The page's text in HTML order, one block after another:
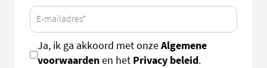
Ja, ik ga akkoord met onzeAlgemene
voorwaardenen het Privacy beleid.